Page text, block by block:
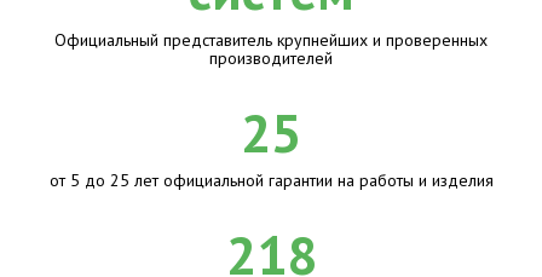
Официальный представитель крупнейших и проверенных
производителей
25
от 5 до 25 лет официальной гарантии на работы и изделия
218